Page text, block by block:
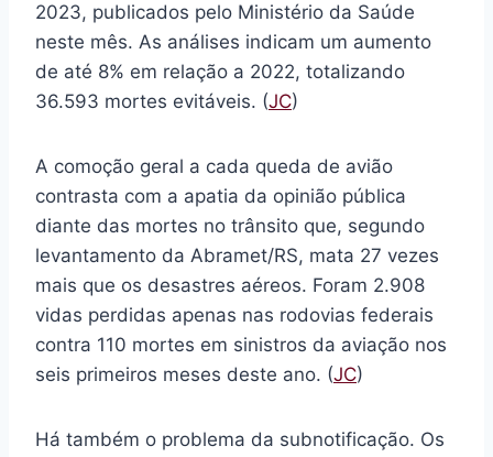
2023, publicados pelo Ministério da Saúde
neste mês. As análises indicam um aumento
de até 8% em relação a 2022, totalizando
36.593 mortes evitáveis. (JC)
A comoção geral a cada queda de avião
contrasta com a apatia da opinião pública
diante das mortes no trânsito que, segundo
levantamento da Abramet/RS, mata 27 vezes
mais que os desastres aéreos. Foram 2.908
vidas perdidas apenas nas rodovias federais
contra 110 mortes em sinistros da aviação nos
seis primeiros meses deste ano. (JC)
Há também o problema da subnotificação. Os